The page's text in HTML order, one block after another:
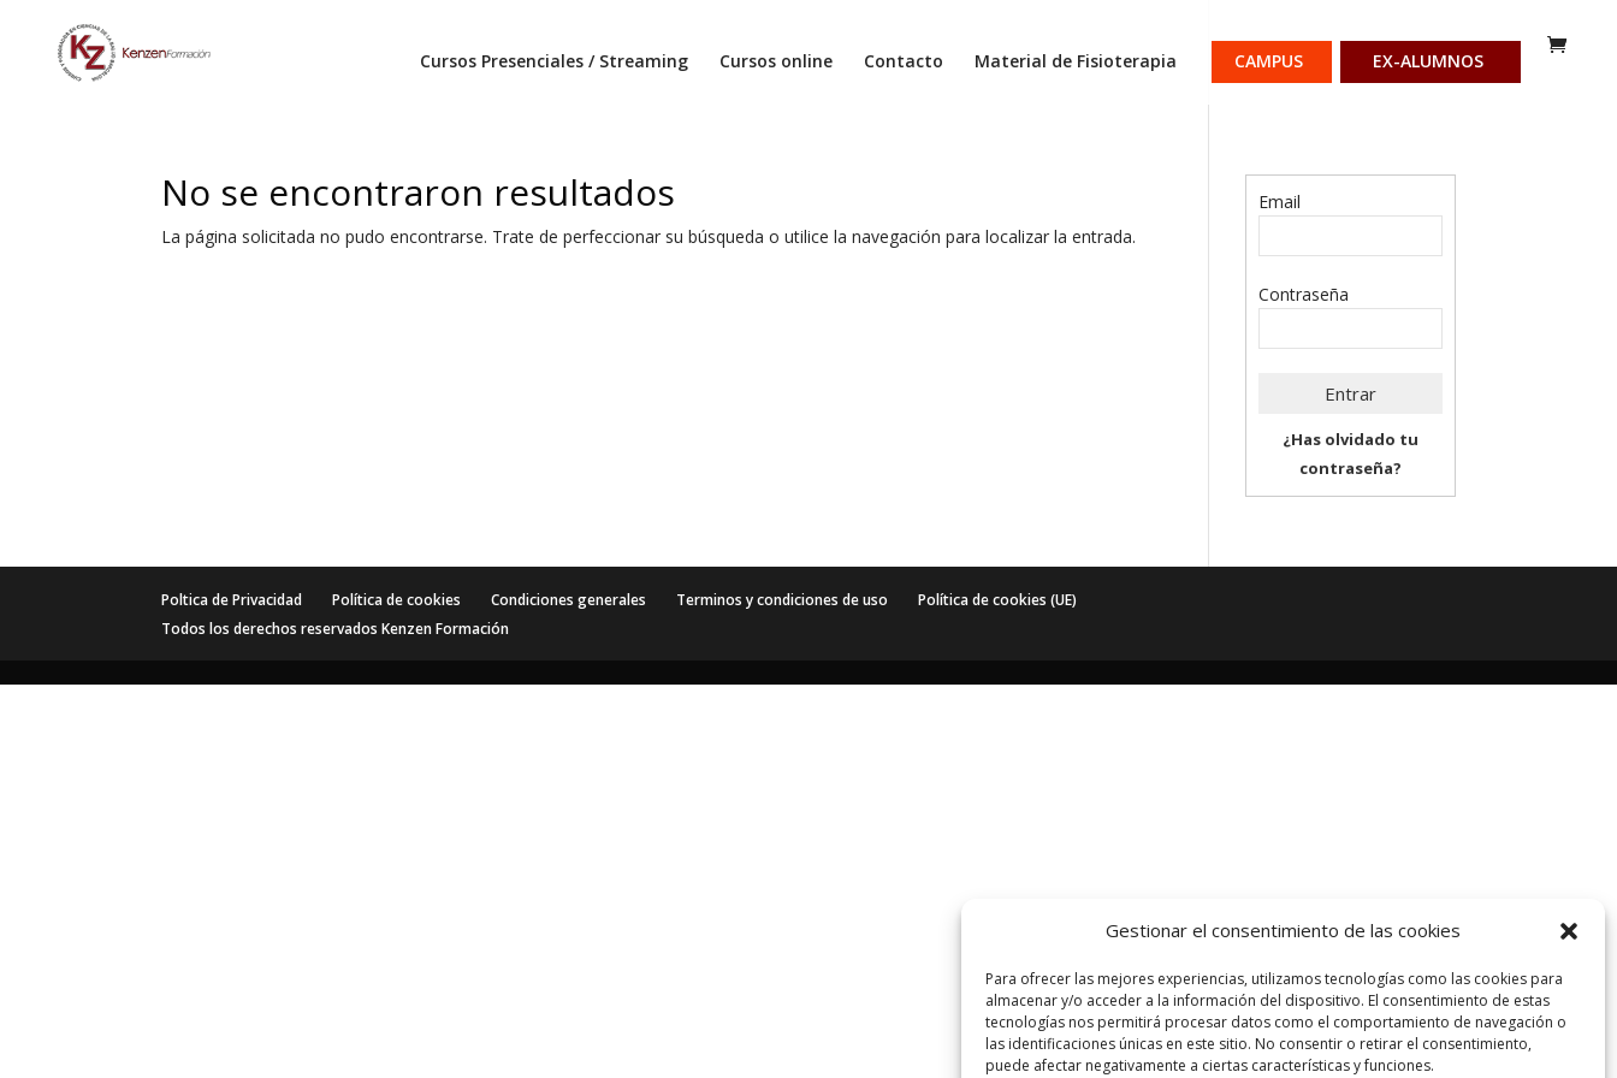
Gestionar el consentimiento de las cookies
Para ofrecer las mejores experiencias, utilizamos tecnologías como las cookies para
almacenar y/o acceder a la información del dispositivo. El consentimiento de estas
tecnologías nos permitirá procesar datos como el comportamiento de navegación o
las identificaciones únicas en este sitio. No consentir o retirar el consentimiento,
puede afectar negativamente a ciertas características y funciones.
Cursos Presenciales / Streaming Cursos online Contacto Material de Fisioterapia CAMPUS EX-ALUMNOS
No se encontraron resultados
La página solicitada no pudo encontrarse. Trate de perfeccionar su búsqueda o utilice la navegación para localizar la entrada.
Email
Contraseña
¿Has olvidado tu
contraseña?
Poltica de Privacidad Política de cookies Condiciones generales Terminos y condiciones de uso
Política de cookies (UE)
Todos los derechos reservados Kenzen Formación